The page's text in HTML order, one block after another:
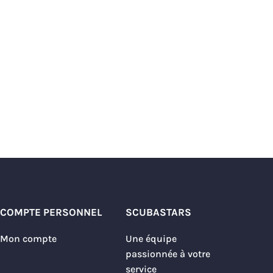
COMPTE PERSONNEL
Mon compte
SCUBASTARS
Une équipe
passionnée à votre
service